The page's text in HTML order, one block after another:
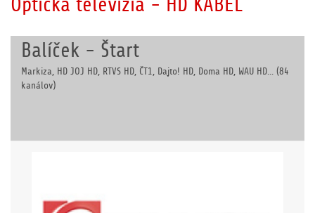
Balíček - Štart
Markiza, HD JOJ HD, RTVS HD, ČT1, Dajto! HD, Doma HD, WAU HD... (84
kanálov)